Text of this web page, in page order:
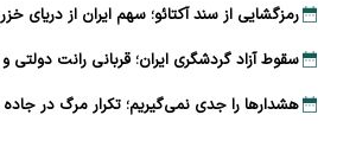
رمزگشایی از سند آکتائو؛ سهم ایران از دریای
سقوط آزاد گردشگری ایران؛ قربانی رانت دولتی
هشدارها را جدی نمی‌گیریم؛ تکرار مرگ در